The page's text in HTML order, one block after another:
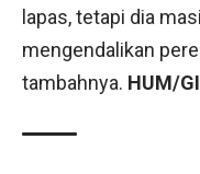
lapas, tetapi dia
mengendalikan
tambahnya. HUM/